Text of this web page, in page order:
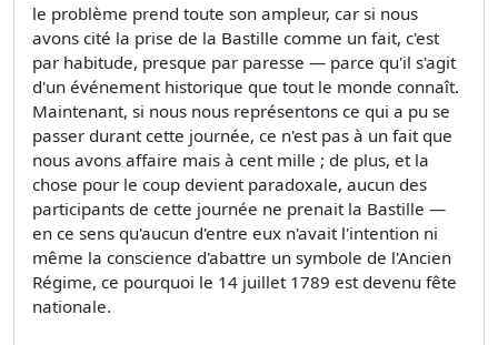
le problème prend toute son ampleur, car si nous
avons cité la prise de la Bastille comme un fait, c'est
par habitude, presque par paresse — parce qu'il s'agit
d'un événement historique que tout le monde connaît.
Maintenant, si nous nous représentons ce qui a pu se
passer durant cette journée, ce n'est pas à un fait que
nous avons affaire mais à cent mille ; de plus, et la
chose pour le coup devient paradoxale, aucun des
participants de cette journée ne prenait la Bastille —
en ce sens qu'aucun d'entre eux n'avait l'intention ni
même la conscience d'abattre un symbole de l'Ancien
Régime, ce pourquoi le 14 juillet 1789 est devenu fête
nationale.